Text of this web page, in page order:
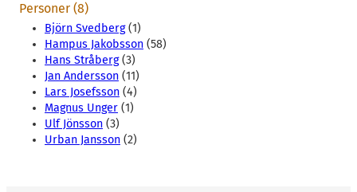
Personer (8)
Björn Svedberg(1)
Hampus Jakobsson (58)
Hans Stråberg(3)
Jan Andersson (11)
Lars Josefsson (4)
Magnus Unger (1)
Ulf Jönsson (3)
Urban Jansson (2)